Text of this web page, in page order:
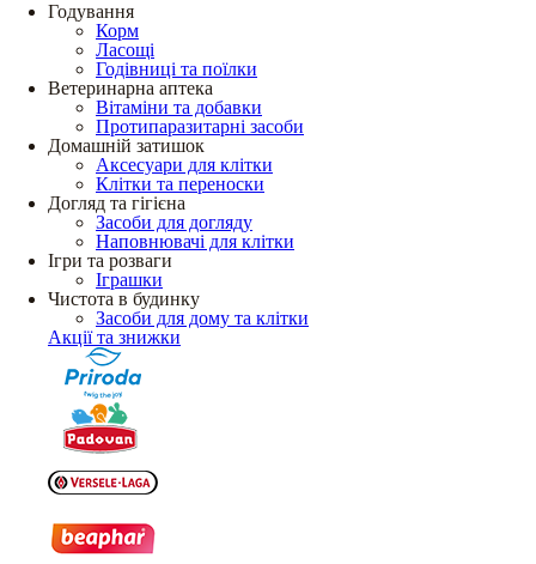
Годування
Корм
Ласощі
Годівниці та поїлки
Ветеринарна аптека
Вітаміни та добавки
Протипаразитарні засоби
Домашній затишок
Аксесуари для клітки
Клітки та переноски
Догляд та гігієна
Засоби для догляду
Наповнювачі для клітки
Ігри та розваги
Іграшки
Чистота в будинку
Засоби для дому та клітки
Акції та знижки